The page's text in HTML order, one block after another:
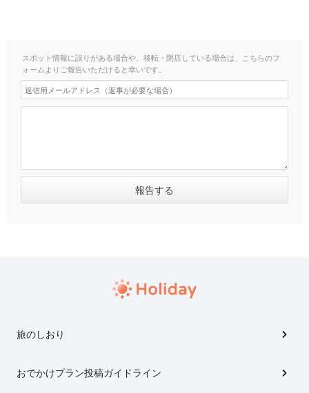
スポット情報に誤りがある場合や、移転・閉店している場合は、こちらのフ
ォームよりご報告いただけると幸いです。
旅のしおり
おでかけプラン投稿ガイドライン